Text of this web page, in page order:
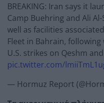
BREAKING: Iran says it
Camp Buehring and Ali
well as facilities
Fleet in Bahrain,
U.S. strikes on Qeshm
pic.twitter.com/
— Hormuz Report